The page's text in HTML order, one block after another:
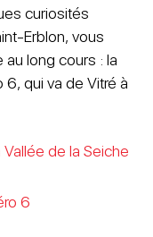
curiosités
Erblon, vous
au long cours : la
qui va de Vitré à
de la Seiche
6